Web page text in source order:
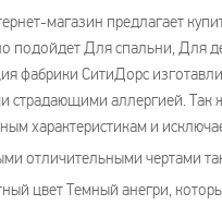
магазин предлагает
подойдет Для спальни, Для
фабрики СитиДорс
страдающими аллергией. Так
характеристикам и
отличительными чертами
цвет Темный анегри,